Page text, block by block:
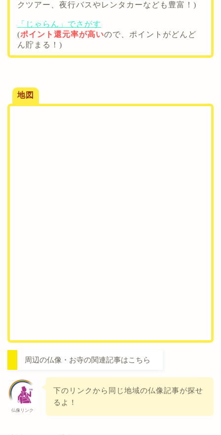
クツアー、夜行バスやレンタカーなども豊富！)
「じゃらん」でさがす
(ポイント還元率が高いので、ポイントがどんど
ん貯まる！)
地図
周辺の仏像・お寺の関連記事はこちら
仏像リンク
下のリンクから同じ地域の仏像記事が探せ
るよ！